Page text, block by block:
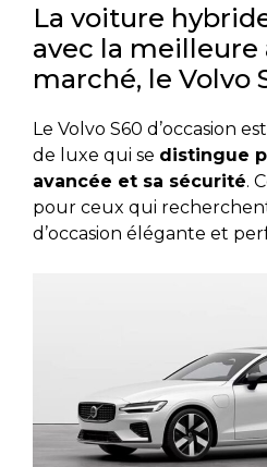
La voiture
avec la
marché, le Volvo
Le Volvo S60 d’occasion
de luxe qui se distingue
avancée et sa sécurité.
pour ceux qui
d’occasion élégante et